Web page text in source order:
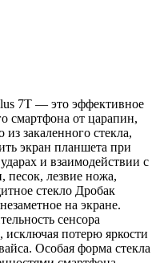
7T — это эффективное
смартфона от царапин,
закаленного стекла,
экран планшета при
и взаимодействии с
лезвие ножа,
стекло Дробак
на экране.
сенсора
исключая потерю яркости
Особая форма стекла